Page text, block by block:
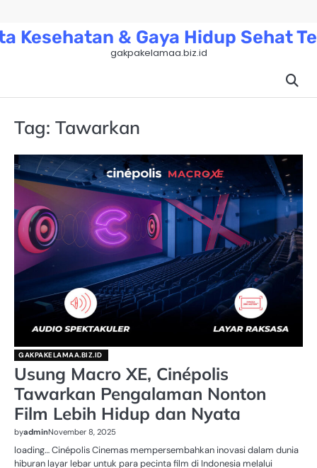
content
Kesehatan & Gaya Hidup Sehat
gakpakelamaa.biz.id
Tag: Tawarkan
GAKPAKELAMAA.BIZ.ID
Usung Macro XE, Cinépolis
Tawarkan Pengalaman Nonton
Film Lebih Hidup dan Nyata
byadminNovember 8, 2025
loading… Cinépolis Cinemas mempersembahkan inovasi dalam dunia
hiburan layar lebar untuk para pecinta film di Indonesia melalui